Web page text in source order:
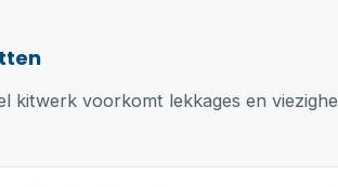
kitwerk voorkomt lekkages en